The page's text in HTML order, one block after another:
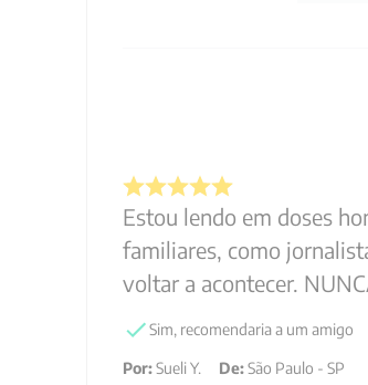
Estou lendo em doses
familiares, como
voltar a acontecer.
Sim, recomendaria a um amigo
Por:Sueli Y. De:São Paulo - SP